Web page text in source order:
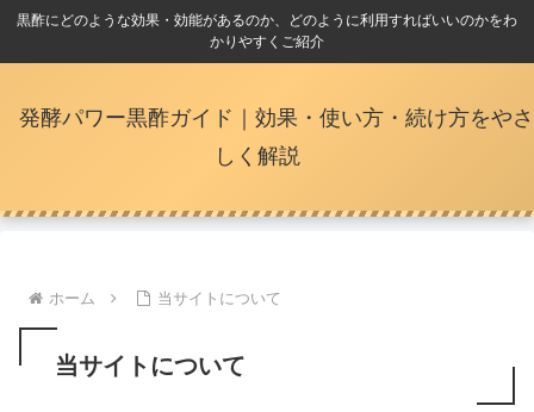
黒酢にどのような効果・効能があるのか、どのように利用すればいいのかをわ
かりやすくご紹介
発酵パワー黒酢ガイド｜効果・使い方・続け方をやさ
しく解説
ホーム 当サイトについて
当サイトについて